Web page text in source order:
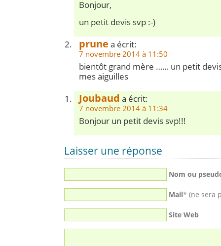
Bonjour,
un petit devis svp :-)
prune a écrit:
7 novembre 2014 à 11:50
bientôt grand mère …… un petit
mes aiguilles
Joubaud a écrit:
7 novembre 2014 à 11:34
Bonjour un petit devis svp!!!
Laisser une réponse
Nom ou
Mail* (ne sera
Site Web